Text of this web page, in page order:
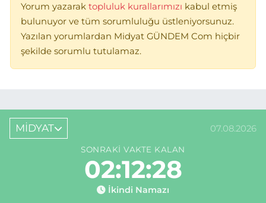
Yorum yazarak topluluk kurallarımızı kabul etmiş
bulunuyor ve tüm sorumluluğu üstleniyorsunuz.
Yazılan yorumlardan Midyat GÜNDEM Com hiçbir
şekilde sorumlu tutulamaz.
MİDYAT 07.08.2026
SONRAKI VAKTE KALAN
02:12:28
İkindi Namazı